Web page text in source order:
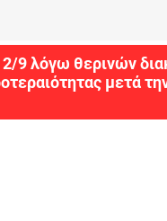
9 λόγω θερινών
μετά